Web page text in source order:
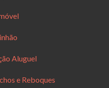
Aluguel
e Reboques